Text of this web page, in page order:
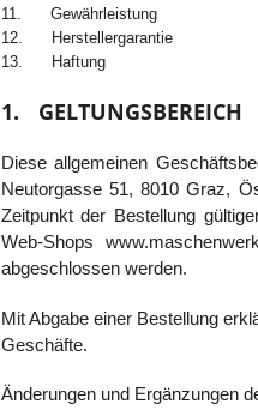
11.
Gewährleistung
12.
Herstellergarantie
13.
Haftung
1. GELTUNGSBEREICH
Diese allgemeinen
Neutorgasse 51, 8010 Graz,
Zeitpunkt der Bestellung
Web-Shops
abgeschlossen werden.
Mit Abgabe einer Bestellung
Geschäfte.
Änderungen und Ergänzungen